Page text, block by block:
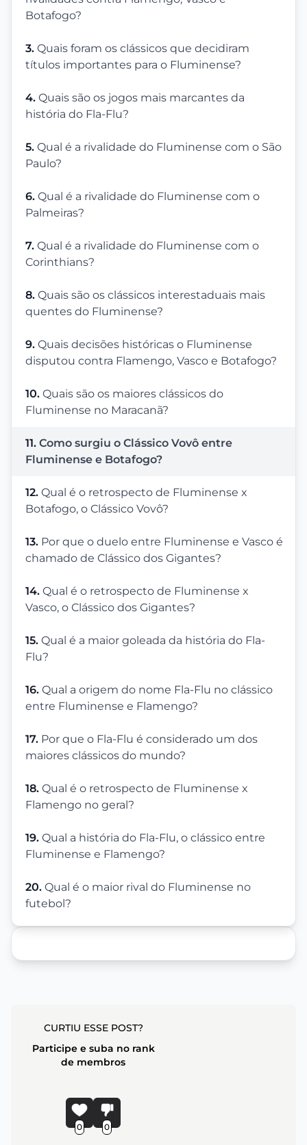
Botafogo?
3. Quais foram os clássicos que decidiram
títulos importantes para o Fluminense?
4. Quais são os jogos mais marcantes da
história do Fla-Flu?
5. Qual é a rivalidade do Fluminense com o São
Paulo?
6. Qual é a rivalidade do Fluminense com o
Palmeiras?
7. Qual é a rivalidade do Fluminense com o
Corinthians?
8. Quais são os clássicos interestaduais mais
quentes do Fluminense?
9. Quais decisões históricas o Fluminense
disputou contra Flamengo, Vasco e Botafogo?
10. Quais são os maiores clássicos do
Fluminense no Maracanã?
11. Como surgiu o Clássico Vovô entre
Fluminense e Botafogo?
12. Qual é o retrospecto de Fluminense x
Botafogo, o Clássico Vovô?
13. Por que o duelo entre Fluminense e Vasco é
chamado de Clássico dos Gigantes?
14. Qual é o retrospecto de Fluminense x
Vasco, o Clássico dos Gigantes?
15. Qual é a maior goleada da história do Fla-
Flu?
16. Qual a origem do nome Fla-Flu no clássico
entre Fluminense e Flamengo?
17. Por que o Fla-Flu é considerado um dos
maiores clássicos do mundo?
18. Qual é o retrospecto de Fluminense x
Flamengo no geral?
19. Qual a história do Fla-Flu, o clássico entre
Fluminense e Flamengo?
20. Qual é o maior rival do Fluminense no
futebol?
CURTIU ESSE POST?
Participe e suba no rank
de membros
0 0